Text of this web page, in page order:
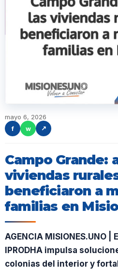
mayo 6, 2026
f
w ↗
Campo Grande:
viviendas
beneficiaron a
familias en
AGENCIA MISIONES.UNO |
IPRODHA impulsa
colonias del interior y